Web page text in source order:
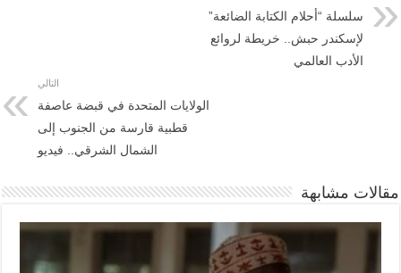
سلسلة “أحلام الكتابة الضائعة”
لإسكندر حبش.. خريطة لروائع
الأدب العالمي
التالي
الولايات المتحدة في قبضة عاصفة
قطبية قارسة من الجنوب إلى
الشمال الشرقي.. فيديو
مقالات مشابهة